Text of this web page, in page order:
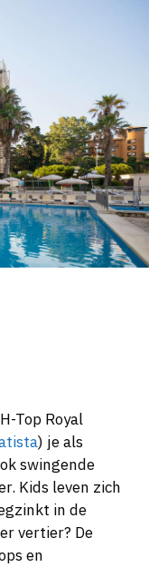
Top Royal
) je als
swingende
Kids leven zich
in de
vertier? De
en